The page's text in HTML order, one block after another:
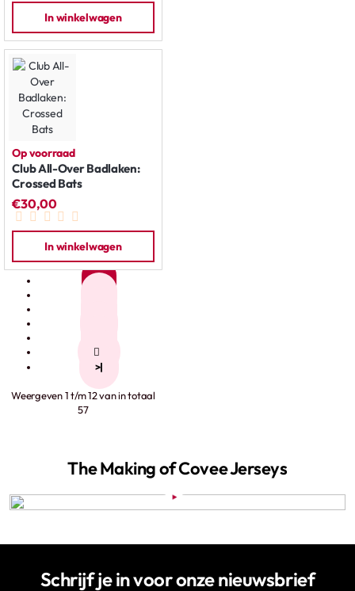
In winkelwagen
Op voorraad
Club All-Over Badlaken:
Crossed Bats
€30,00
In winkelwagen
>|
Weergeven 1 t/m 12 van in totaal
57
The Making of Covee Jerseys
Schrijf je in voor onze nieuwsbrief